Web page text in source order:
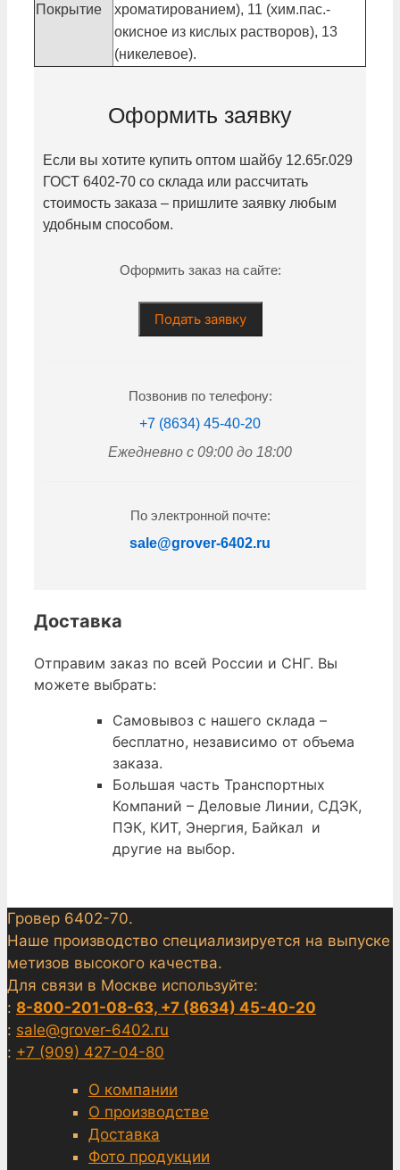
Покрытие
хроматированием), 11 (хим.пас.-
окисное из кислых растворов), 13
(никелевое).
Оформить заявку
Если вы хотите купить оптом шайбу 12.65г.029
ГОСТ 6402-70 со склада или рассчитать
стоимость заказа – пришлите заявку любым
удобным способом.
Оформить заказ на сайте:
Подать заявку
Позвонив по телефону:
+7 (8634) 45-40-20
Ежедневно с 09:00 до 18:00
По электронной почте:
sale@grover-6402.ru
Доставка
Отправим заказ по всей России и СНГ. Вы
можете выбрать:
Самовывоз с нашего склада –
бесплатно, независимо от объема
заказа.
Большая часть Транспортных
Компаний – Деловые Линии, СДЭК,
ПЭК, КИТ, Энергия, Байкал и
другие на выбор.
Гровер 6402-70.
Наше производство специализируется на выпуске
метизов высокого качества.
Для связи в Москве используйте:
: 8-800-201-08-63, +7 (8634) 45-40-20
: sale@grover-6402.ru
: +7 (909) 427-04-80
О компании
О производстве
Доставка
Фото продукции